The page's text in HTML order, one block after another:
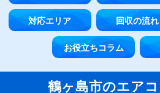
対応エリア 回収の流れ
お役立ちコラム
鶴ヶ島市のエア